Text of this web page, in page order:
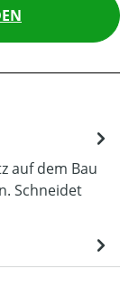
auf dem Bau
Schneidet